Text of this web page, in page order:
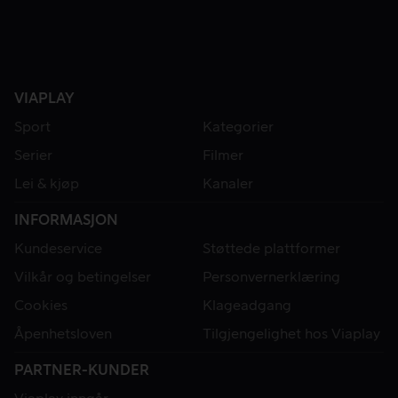
VIAPLAY
Sport
Kategorier
Serier
Filmer
Lei & kjøp
Kanaler
INFORMASJON
Kundeservice
Støttede plattformer
Vilkår og betingelser
Personvernerklæring
Cookies
Klageadgang
Åpenhetsloven
Tilgjengelighet hos Viaplay
PARTNER-KUNDER